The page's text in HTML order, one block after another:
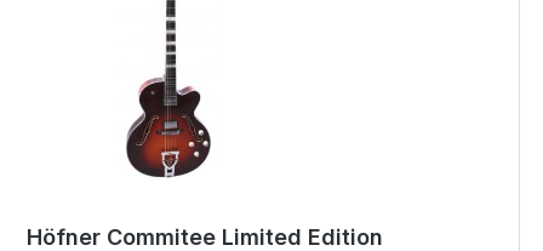
Kontakttonabnehmer (im Inneren des Korpus) +
Mechanik Yamaha Die-Cast Chrom + Farbe: Sand
Höfner Commitee Limited Edition